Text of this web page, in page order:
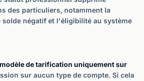
des particuliers, notamment la
négatif et l'éligibilité au système
modèle de tarification uniquement sur
sur aucun type de compte. Si cela